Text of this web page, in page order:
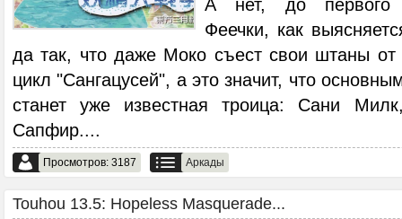
Феечки, как
да так, что даже Моко съест свои штаны от
цикл "Сангацусей", а это значит, что
станет уже известная троица: Сани
Сапфир....
Просмотров: 3187 Аркады
Touhou 13.5: Hopeless Masquerade...